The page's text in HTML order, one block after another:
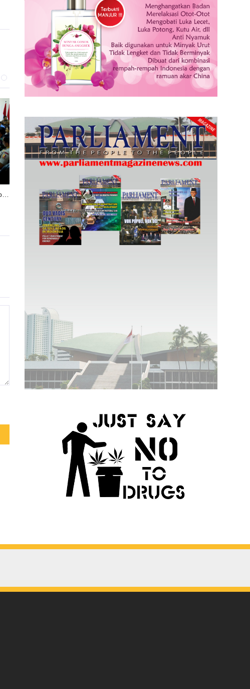
Selain Minta Fokus Proyek Strategis Berdampak ke Rakyat, Ini 4 Arahan Presiden Soal PSN